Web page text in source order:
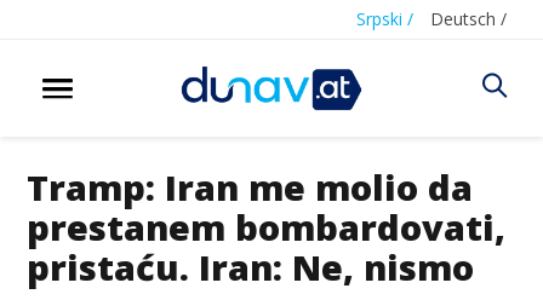
Srpski / Deutsch /
Tramp: Iran me molio da
prestanem bombardovati,
pristaću. Iran: Ne, nismo